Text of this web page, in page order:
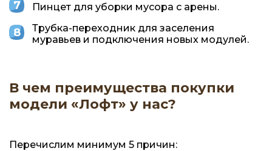
Пинцет для уборки мусора с арены.
Трубка-переходник для заселения
муравьев и подключения новых модулей.
В чем преимущества покупки
модели «Лофт» у нас?
Перечислим минимум 5 причин: